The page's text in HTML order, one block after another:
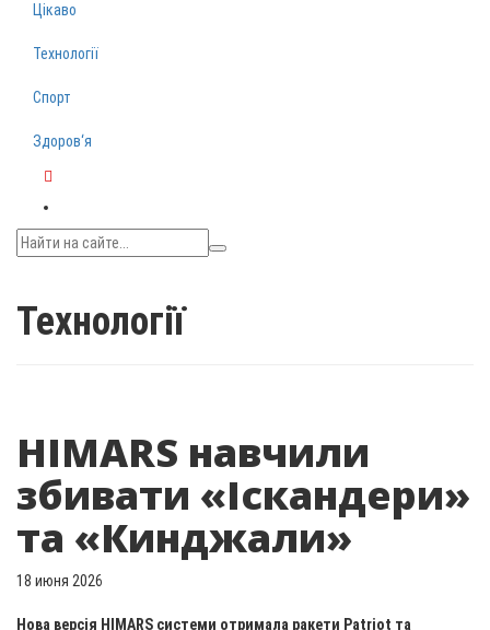
Цікаво
Технології
Спорт
Здоров‘я
Технології
HIMARS навчили
збивати «Іскандери»
та «Кинджали»
18 июня 2026
Нова версія HIMARS системи отримала ракети Patriot та